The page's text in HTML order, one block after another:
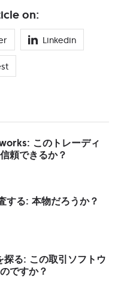
on:
Linkedin
このトレーディ
頼できるか？
する: 本物だろうか？
る: この取引ソフトウ
ですか？